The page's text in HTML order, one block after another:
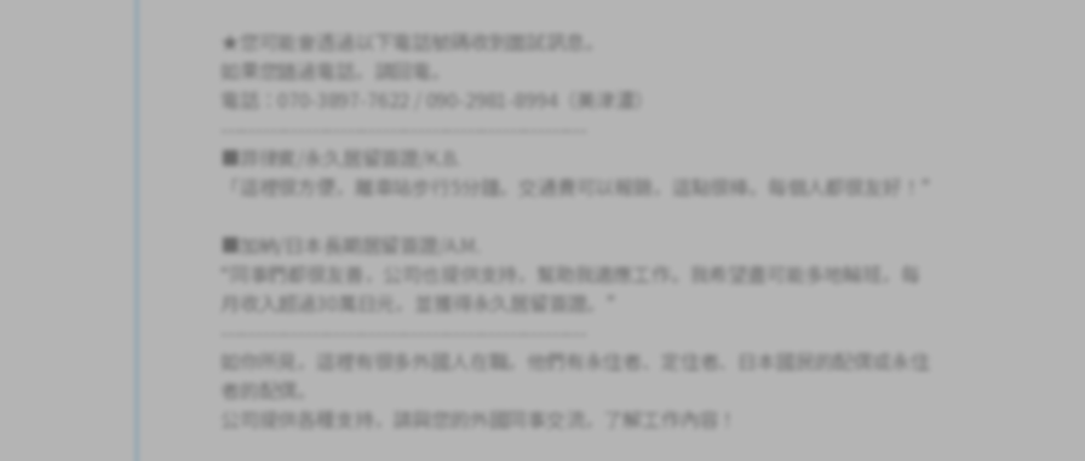
★您可能會透過以下電話號碼收到面試訊息。
如果您錯過電話，請回電。
電話：070-3897-7622 / 090-2981-8994（美津濃）
■菲律賓/永久居留簽證/K.B.
「這裡很方便，離車站步行5分鐘。交通費可以報銷，這點很棒。每個人都很友好！”
■加納/日本長期居留簽證/A.M.
“同事們都很友善，公司也提供支持，幫助我適應工作。我希望盡可能多地輪班，每
月收入超過30萬日元，並獲得永久居留簽證。”
如你所見，這裡有很多外國人在職，他們有永住者、定住者、日本國民的配偶或永住
者的配偶。
公司提供各種支持，請與您的外國同事交流，了解工作內容！